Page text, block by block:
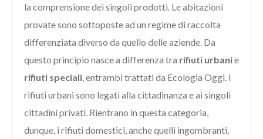
la comprensione dei singoli prodotti. Le abitazioni
provate sono sottoposte ad un regime di raccolta
differenziata diverso da quello delle aziende. Da
questo principio nasce a differenza tra rifiuti urbanie
rifiuti speciali , entrambi trattati da Ecologia Oggi. I
rifiuti urbani sono legati alla cittadinanza e ai singoli
cittadini privati. Rientrano in questa categoria,
dunque, i rifiuti domestici, anche quelli ingombranti,